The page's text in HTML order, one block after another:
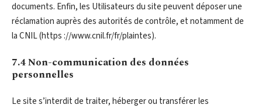
documents. Enfin, les Utilisateurs du site peuvent déposer une
réclamation auprès des autorités de contrôle, et notamment de
la CNIL (https ://www.cnil.fr/fr/plaintes).
7.4 Non-communication des données
personnelles
Le site s’interdit de traiter, héberger ou transférer les